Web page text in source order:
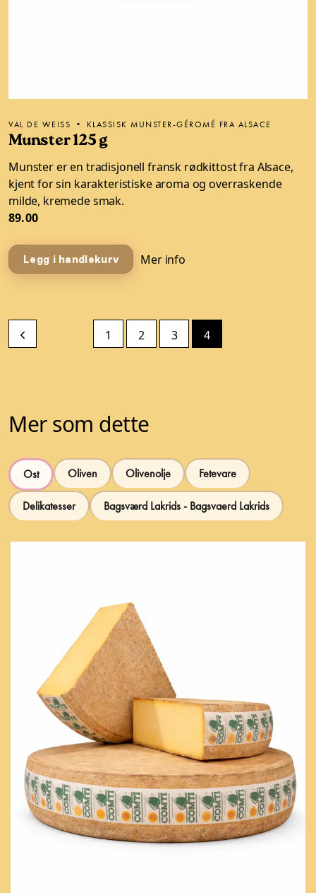
VAL DE WEISS • KLASSISK MUNSTER-GÉROMÉ FRA ALSACE
Munster 125 g
Munster er en tradisjonell fransk rødkittost fra Alsace,
kjent for sin karakteristiske aroma og overraskende
milde, kremede smak.
89.00
Legg i handlekurv Mer info
1 2 3 4
Mer som dette
Ost Oliven Olivenolje Fetevare
Delikatesser Bagsværd Lakrids - Bagsvaerd Lakrids